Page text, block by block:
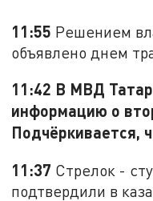
11:55 Решением
объявлено днем
11:42 В МВД
информацию о
Подчёркивается,
11:37 Стрелок -
подтвердили в